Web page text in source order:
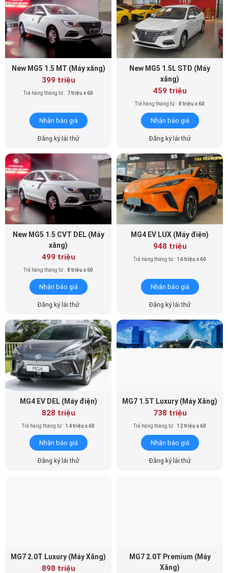
New MG5 1.5 MT (Máy xăng)
399 triệu
Trả hàng tháng từ: 7 triệu x 60
Nhận báo giá
Đăng ký lái thử
New MG5 1.5L STD (Máy
xăng)
459 triệu
Trả hàng tháng từ: 8 triệu x 60
Nhận báo giá
Đăng ký lái thử
New MG5 1.5 CVT DEL (Máy
xăng)
499 triệu
Trả hàng tháng từ: 8 triệu x 60
Nhận báo giá
Đăng ký lái thử
MG4 EV LUX (Máy điện)
948 triệu
Trả hàng tháng từ: 16 triệu x 60
Nhận báo giá
Đăng ký lái thử
MG4 EV DEL (Máy điện)
828 triệu
Trả hàng tháng từ: 14 triệu x 60
Nhận báo giá
Đăng ký lái thử
MG7 1.5T Luxury (Máy Xăng)
738 triệu
Trả hàng tháng từ: 12 triệu x 60
Nhận báo giá
Đăng ký lái thử
MG7 2.0T Luxury (Máy Xăng)
898 triệu
MG7 2.0T Premium (Máy
Xăng)